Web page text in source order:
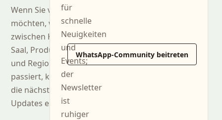
Wenn Sie verfolgen
möchten, was
zwischen Küche,
Saal, Produzenten
und Region
passiert, können Sie
die nächsten
Updates erhalten.
für
schnelle
Neuigkeiten
und
Events;
der
Newsletter
ist
ruhiger
WhatsApp-Community beitreten